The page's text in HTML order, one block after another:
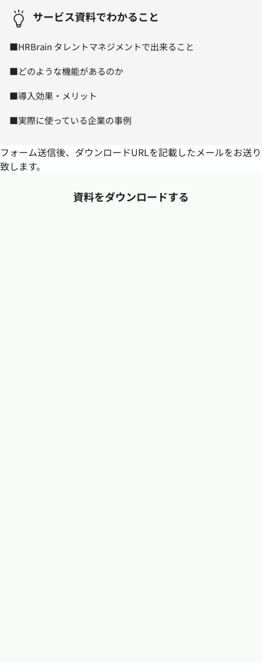
サービス資料でわかること
■HRBrain タレントマネジメントで出来ること
■どのような機能があるのか
■導入効果・メリット
■実際に使っている企業の事例
フォーム送信後、ダウンロードURLを記載したメールをお送り
致します。
資料をダウンロードする